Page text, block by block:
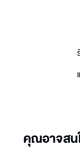
คุณอาจสน